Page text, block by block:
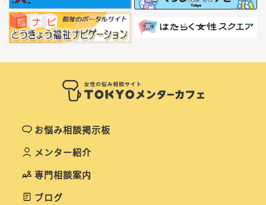
お悩み相談掲示板
メンター紹介
専門相談案内
ブログ